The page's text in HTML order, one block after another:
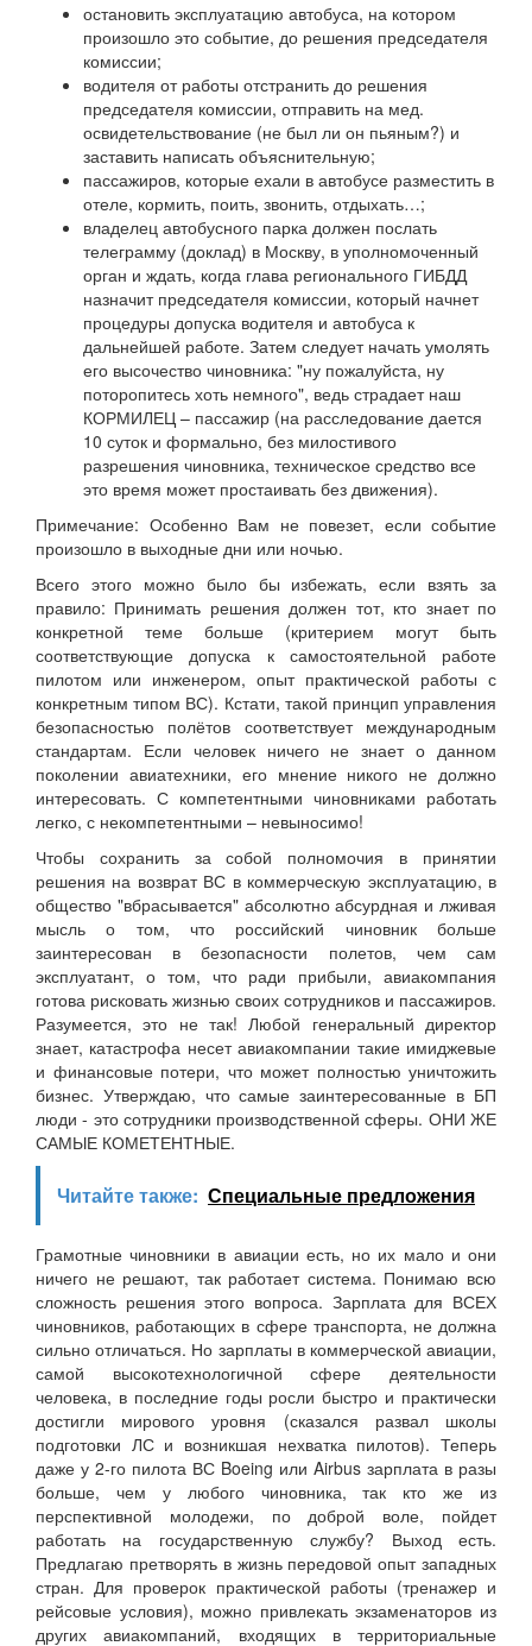
остановить эксплуатацию автобуса, на котором
произошло это событие, до решения председателя
комиссии;
водителя от работы отстранить до решения
председателя комиссии, отправить на мед.
освидетельствование (не был ли он пьяным?) и
заставить написать объяснительную;
пассажиров, которые ехали в автобусе разместить в
отеле, кормить, поить, звонить, отдыхать…;
владелец автобусного парка должен послать
телеграмму (доклад) в Москву, в уполномоченный
орган и ждать, когда глава регионального ГИБДД
назначит председателя комиссии, который начнет
процедуры допуска водителя и автобуса к
дальнейшей работе. Затем следует начать умолять
его высочество чиновника: "ну пожалуйста, ну
поторопитесь хоть немного", ведь страдает наш
КОРМИЛЕЦ – пассажир (на расследование дается
10 суток и формально, без милостивого
разрешения чиновника, техническое средство все
это время может простаивать без движения).
Примечание: Особенно Вам не повезет, если событие
произошло в выходные дни или ночью.
Всего этого можно было бы избежать, если взять за
правило: Принимать решения должен тот, кто знает по
конкретной теме больше (критерием могут быть
соответствующие допуска к самостоятельной работе
пилотом или инженером, опыт практической работы с
конкретным типом ВС). Кстати, такой принцип управления
безопасностью полётов соответствует международным
стандартам. Если человек ничего не знает о данном
поколении авиатехники, его мнение никого не должно
интересовать. С компетентными чиновниками работать
легко, с некомпетентными – невыносимо!
Чтобы сохранить за собой полномочия в принятии
решения на возврат ВС в коммерческую эксплуатацию, в
общество "вбрасывается" абсолютно абсурдная и лживая
мысль о том, что российский чиновник больше
заинтересован в безопасности полетов, чем сам
эксплуатант, о том, что ради прибыли, авиакомпания
готова рисковать жизнью своих сотрудников и пассажиров.
Разумеется, это не так! Любой генеральный директор
знает, катастрофа несет авиакомпании такие имиджевые
и финансовые потери, что может полностью уничтожить
бизнес. Утверждаю, что самые заинтересованные в БП
люди - это сотрудники производственной сферы. ОНИ ЖЕ
САМЫЕ КОМЕТЕНТНЫЕ.
Читайте также: Специальные предложения
Грамотные чиновники в авиации есть, но их мало и они
ничего не решают, так работает система. Понимаю всю
сложность решения этого вопроса. Зарплата для ВСЕХ
чиновников, работающих в сфере транспорта, не должна
сильно отличаться. Но зарплаты в коммерческой авиации,
самой высокотехнологичной сфере деятельности
человека, в последние годы росли быстро и практически
достигли мирового уровня (сказался развал школы
подготовки ЛС и возникшая нехватка пилотов). Теперь
даже у 2-го пилота ВС Boeing или Airbus зарплата в разы
больше, чем у любого чиновника, так кто же из
перспективной молодежи, по доброй воле, пойдет
работать на государственную службу? Выход есть.
Предлагаю претворять в жизнь передовой опыт западных
стран. Для проверок практической работы (тренажер и
рейсовые условия), можно привлекать экзаменаторов из
других авиакомпаний, входящих в территориальные